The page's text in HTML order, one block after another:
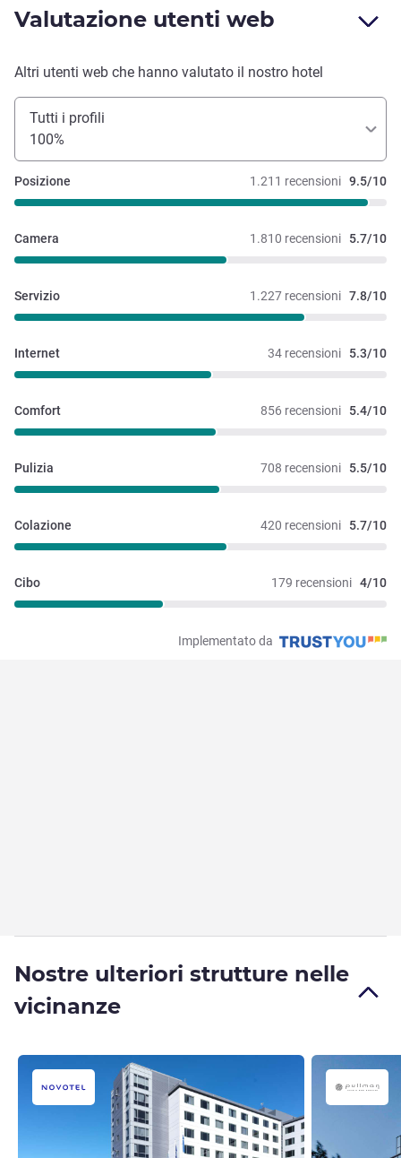
Valutazione utenti web
Altri utenti web che hanno valutato il nostro hotel
Tutti i profili
100%
1.211 recensioni 9.5/10
Posizione
1.810 recensioni 5.7/10
Camera
1.227 recensioni 7.8/10
Servizio
34 recensioni 5.3/10
Internet
856 recensioni 5.4/10
Comfort
708 recensioni 5.5/10
Pulizia
420 recensioni 5.7/10
Colazione
179 recensioni 4/10
Cibo
Implementato da
Nostre ulteriori strutture nelle
vicinanze